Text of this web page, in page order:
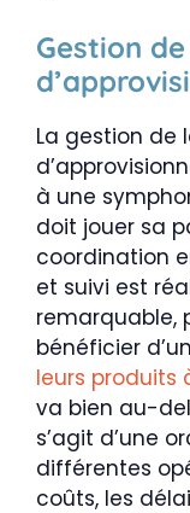
Gestion
La gestion de
à une
doit jouer sa
coordination
et suivi est
remarquable,
bénéficier
leurs produits
va bien au-
s’agit d’une
différentes
coûts, les